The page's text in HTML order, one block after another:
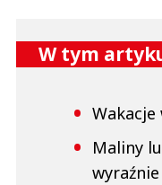
W tym
Wakacje
Maliny